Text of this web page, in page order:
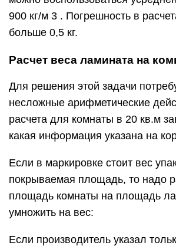
900 кг/м 3 . Погрешность в
больше 0,5 кг.
Расчет веса ламината на
Для решения этой задачи
несложные арифметические
расчета для комнаты в 20 кв.м
какая информация указана на
Если в маркировке стоит вес
покрываемая площадь, то надо
площадь комнаты на площадь
умножить на вес:
Если производитель указал